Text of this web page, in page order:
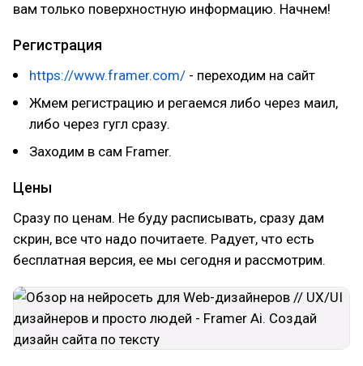
вам только поверхностную информацию. Начнем!
Регистрация
https://www.framer.com/ - переходим на сайт
Жмем регистрацию и регаемся либо через маил,
либо через гугл сразу.
Заходим в сам Framer.
Цены
Сразу по ценам. Не буду расписывать, сразу дам
скрин, все что надо почитаете. Радует, что есть
бесплатная версия, ее мы сегодня и рассмотрим.